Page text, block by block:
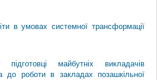
в умовах системної трансформації
майбутніх викладачів
до роботи в закладах позашкільної